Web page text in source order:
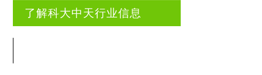
了解科大中天行业信息